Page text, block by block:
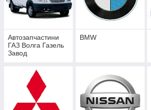
Автозапчастини
ГАЗ Волга Газель
Завод
BMW